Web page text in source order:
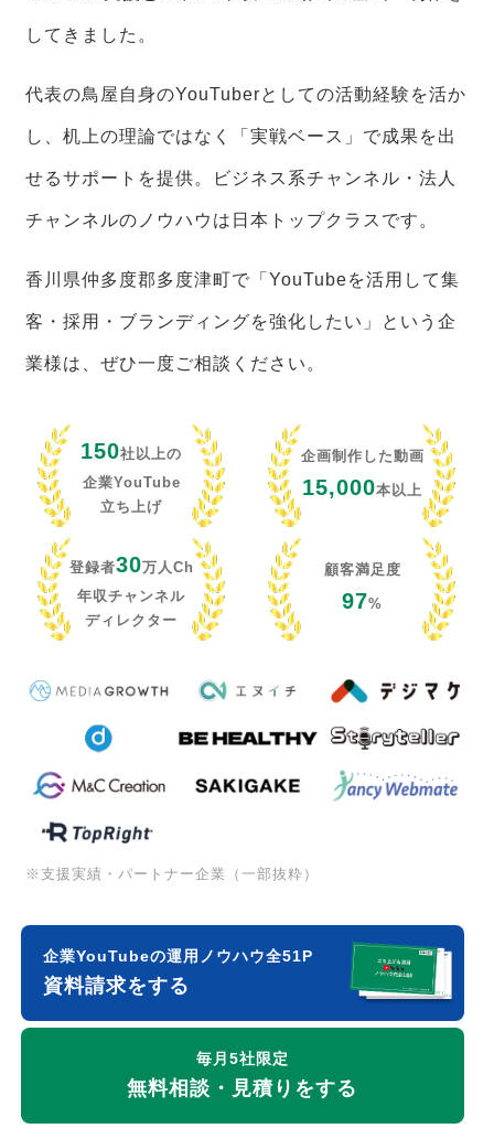
してきました。
代表の鳥屋自身のYouTuberとしての活動経験を活か
し、机上の理論ではなく「実戦ベース」で成果を出
せるサポートを提供。ビジネス系チャンネル・法人
チャンネルのノウハウは日本トップクラスです。
香川県仲多度郡多度津町で「YouTubeを活用して集
客・採用・ブランディングを強化したい」という企
業様は、ぜひ一度ご相談ください。
150社以上の
企業YouTube
立ち上げ
企画制作した動画
15,000本以上
登録者30万人Ch
年収チャンネル
ディレクター
顧客満足度
97%
※支援実績・パートナー企業（一部抜粋）
企業YouTubeの運用ノウハウ全51P
資料請求をする
毎月5社限定
無料相談・見積りをする